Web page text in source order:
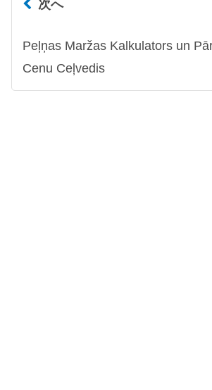
次へ
Peļņas Maržas Kalkulators un
Cenu Ceļvedis